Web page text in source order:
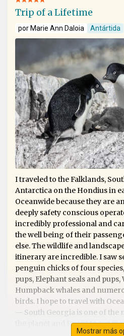
Trip of a Lifetime
por Marie Ann Daloia Antártida
I traveled to the Falklands,
Antarctica on the Hondius in
Oceanwide because they are
deeply safety conscious
incredibly professional and
the well being of their
else. The wildlife and
itinerary are incredible. I saw
penguin chicks of four
pups, Elephant seals and pups,
Humpback whales and
birds. I hope to travel with
-- South Georgia is one of the
the planet and I want to see
Mostrar más